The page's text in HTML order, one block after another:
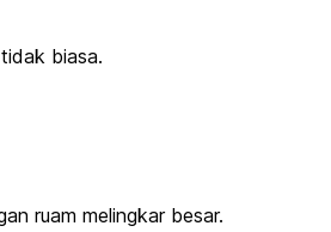
biasa.
ruam melingkar besar.